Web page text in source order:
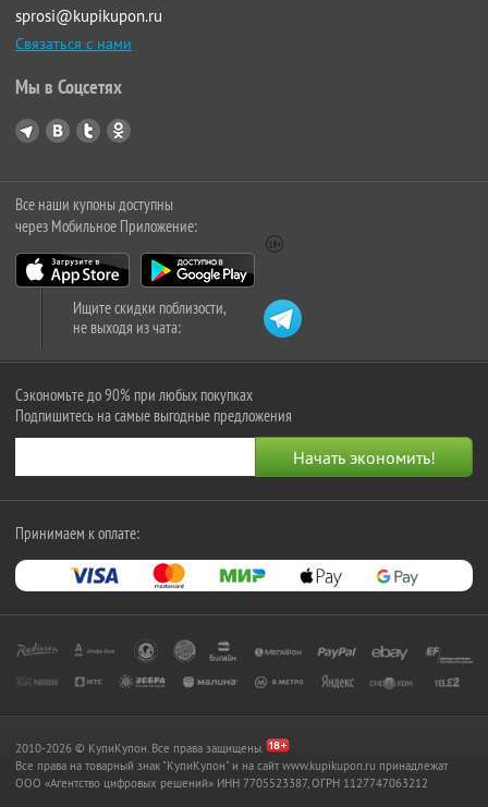
sprosi@kupikupon.ru
Связаться с нами
Мы в Соцсетях
Все наши купоны доступны
через Мобильное Приложение:
Ищите скидки поблизости,
не выходя из чата:
Сэкономьте до 90% при любых покупках
Подпишитесь на самые выгодные предложения
Принимаем к оплате:
2010-2026 © КупиКупон. Все права защищены.
Все права на товарный знак "КупиКупон" и на сайт www.kupikupon.ru принадлежат
OOO «Агентство цифровых решений» ИНН 7705523387, ОГРН 1127747063212